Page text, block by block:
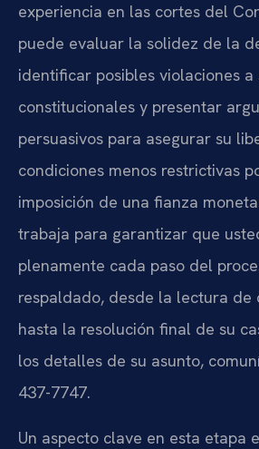
experiencia en las cortes del
puede evaluar la solidez de la
identificar posibles violaciones a
constitucionales y presentar
persuasivos para asegurar su
condiciones menos restrictivas
imposición de una fianza
trabaja para garantizar que
plenamente cada paso del
respaldado, desde la lectura de
hasta la resolución final de su
los detalles de su asunto,
437-7747.
Un aspecto clave en esta etapa